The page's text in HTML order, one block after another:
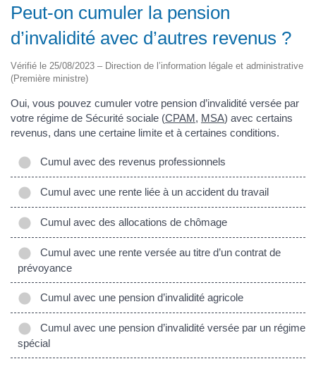
Peut-on cumuler la pension
d’invalidité avec d’autres revenus ?
Vérifié le 25/08/2023 – Direction de l’information légale et administrative
(Première ministre)
Oui, vous pouvez cumuler votre pension d’invalidité versée par
votre régime de Sécurité sociale (CPAM, MSA) avec certains
revenus, dans une certaine limite et à certaines conditions.
Cumul avec des revenus professionnels
Cumul avec une rente liée à un accident du travail
Cumul avec des allocations de chômage
Cumul avec une rente versée au titre d’un contrat de
prévoyance
Cumul avec une pension d’invalidité agricole
Cumul avec une pension d’invalidité versée par un régime
spécial